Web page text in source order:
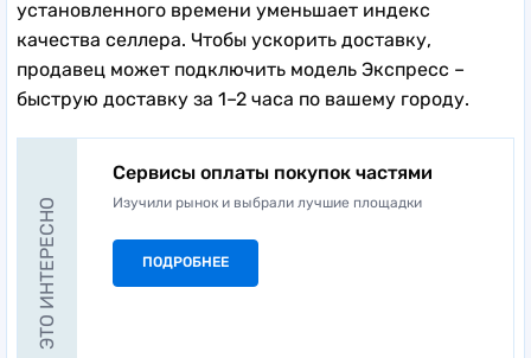
установленного времени уменьшает индекс
качества селлера. Чтобы ускорить доставку,
продавец может подключить модель Экспресс –
быструю доставку за 1–2 часа по вашему городу.
ЭТО ИНТЕРЕСНО
Сервисы оплаты покупок частями
Изучили рынок и выбрали лучшие площадки
ПОДРОБНЕЕ